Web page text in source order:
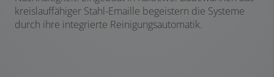
kreislauffähiger Stahl-Emaille begeistern die Systeme
durch ihre integrierte Reinigungsautomatik.